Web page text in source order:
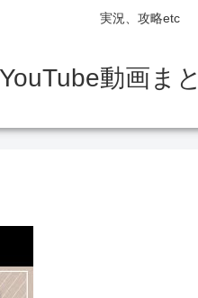
実況、攻略etc
動画ま